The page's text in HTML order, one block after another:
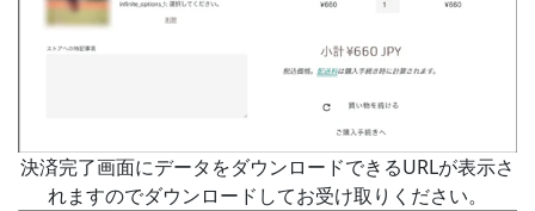
決済完了画面にデータをダウンロードできるURLが表示さ
れますのでダウンロードしてお受け取りください。